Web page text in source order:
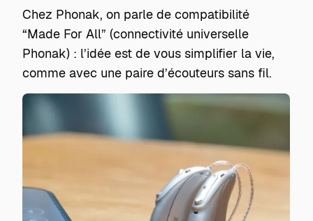
Chez Phonak, on parle de compatibilité
“Made For All” (connectivité universelle
Phonak) : l’idée est de vous simplifier la vie,
comme avec une paire d’écouteurs sans fil.